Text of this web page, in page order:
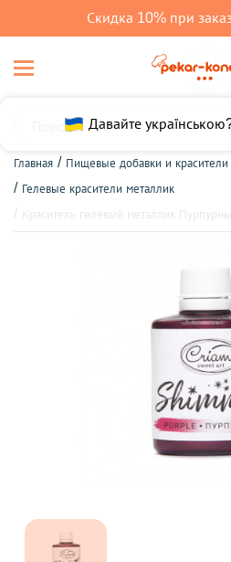
Скидка 10% при
Давайте
Главная Пищевые добавки и красители
Гелевые красители металлик